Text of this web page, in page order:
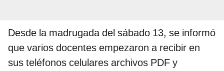
Desde la madrugada del sábado 13, se informó
que varios docentes empezaron a recibir en
sus teléfonos celulares archivos PDF y